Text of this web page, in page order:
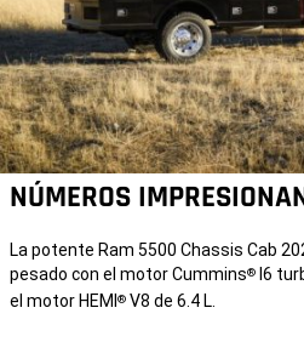
NÚMEROS
La potente Ram 5500 Chassis Cab
pesado con el motor Cummins® I6
el motor HEMI ® V8 de 6.4 L.